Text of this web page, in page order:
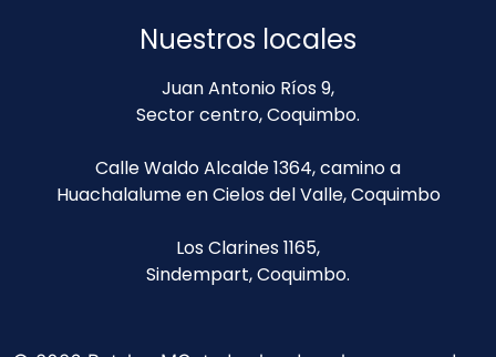
Nuestros locales
Juan Antonio Ríos 9,
Sector centro, Coquimbo.
Calle Waldo Alcalde 1364, camino a
Huachalalume en Cielos del Valle, Coquimbo
Los Clarines 1165,
Sindempart, Coquimbo.